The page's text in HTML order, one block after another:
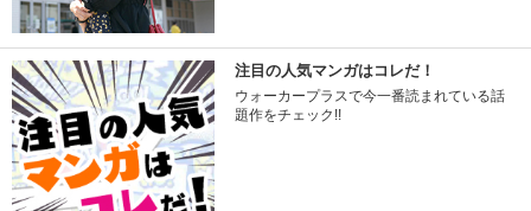
注目の人気マンガはコレだ！
ウォーカープラスで今一番読まれている話
題作をチェック!!